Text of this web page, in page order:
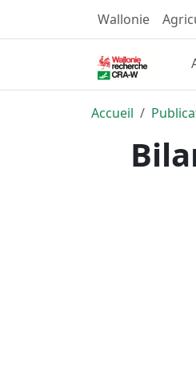
Wallonie
Accueil